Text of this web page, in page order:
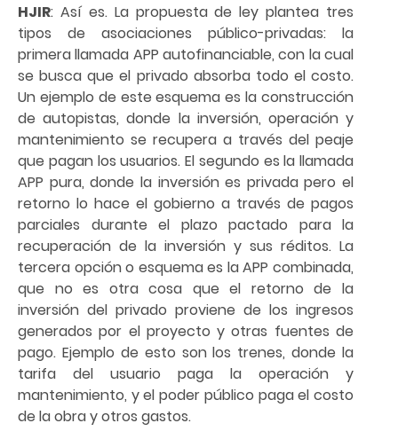
HJIR: Así es. La propuesta de ley plantea tres
tipos de asociaciones público-privadas: la
primera llamada APP autofinanciable, con la cual
se busca que el privado absorba todo el costo.
Un ejemplo de este esquema es la construcción
de autopistas, donde la inversión, operación y
mantenimiento se recupera a través del peaje
que pagan los usuarios. El segundo es la llamada
APP pura, donde la inversión es privada pero el
retorno lo hace el gobierno a través de pagos
parciales durante el plazo pactado para la
recuperación de la inversión y sus réditos. La
tercera opción o esquema es la APP combinada,
que no es otra cosa que el retorno de la
inversión del privado proviene de los ingresos
generados por el proyecto y otras fuentes de
pago. Ejemplo de esto son los trenes, donde la
tarifa del usuario paga la operación y
mantenimiento, y el poder público paga el costo
de la obra y otros gastos.